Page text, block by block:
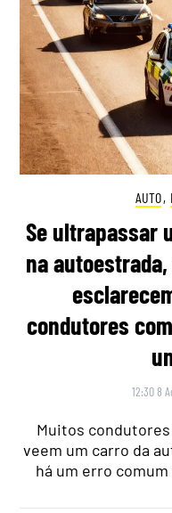
AUTO,
Se ultrapassar
na
condutores
12:30 8
Muitos
veem um carro da
há um erro